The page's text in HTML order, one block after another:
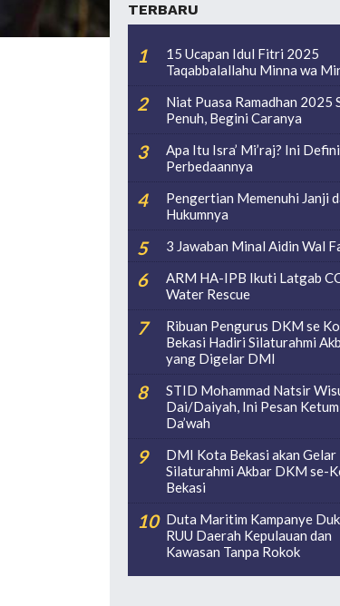
TERBARU
15 Ucapan Idul Fitri 2025
Taqabbalallahu Minna wa
Niat Puasa Ramadhan 2025
Penuh, Begini Caranya
Apa Itu Isra’ Mi’raj? Ini
Perbedaannya
Pengertian Memenuhi Janji
Hukumnya
3 Jawaban Minal Aidin Wal
ARM HA-IPB Ikuti Latgab
Water Rescue
Ribuan Pengurus DKM se
Bekasi Hadiri Silaturahmi
yang Digelar DMI
STID Mohammad Natsir
Dai/Daiyah, Ini Pesan
Da’wah
DMI Kota Bekasi akan Gelar
Silaturahmi Akbar DKM se-
Bekasi
Duta Maritim Kampanye
RUU Daerah Kepulauan dan
Kawasan Tanpa Rokok